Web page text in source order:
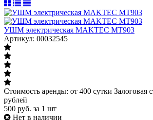
УШМ электрическая MAKTEC MT903
Артикул: 00032545
Стоимость аренды: от 400 сутки Залоговая
рублей
500 руб. за 1 шт
Нет в наличии